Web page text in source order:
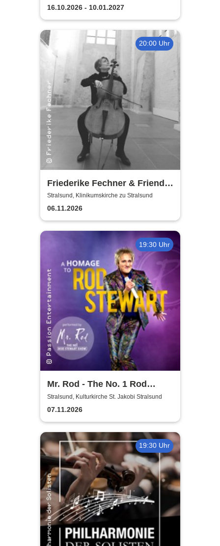
16.10.2026 - 10.01.2027
20:00 Uhr
Friederike Fechner & Friends
- Konzert im dunklen Monat
Stralsund, Klinikumskirche zu Stralsund
06.11.2026
19:30 Uhr
Mr. Rod - The No. 1 Rod
Stewart Show
Stralsund, Kulturkirche St. Jakobi Stralsund
07.11.2026
19:30 Uhr